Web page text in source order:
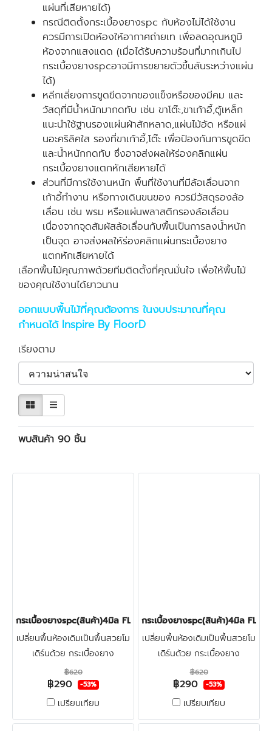
แผ่นที่เสียหายได้)
กรณีติดตั้งกระเบื้องยางspc กับห้องไม่ได้ใช้งาน
ควรมีการเปิดห้องให้อากาศถ่ายเท เพื่อลดอุณหภูมิ
ห้องจากแสงแดด (เมื่อได้รับความร้อนที่มากเกินไป
กระเบื้องยางspcอาจมีการขยายตัวขึ้นสันระหว่างแผ่น
ได้)
หลีกเลี่ยงการขูดขีดจากของแข็งหรือของมีคม และ
วัสดุที่มีน้ำหนักมากดทับ เช่น ขาโต๊ะ,ขาเก้าอี้,ตู้เหล็ก
แนะนำใช้ฐานรองแผ่นผ้าสักหลาด,แผ่นไม้อัด หรือแผ่
นอะคริลิคใส รองที่ขาเก้าอี้,โต๊ะ เพื่อป้องกันการขูดขีด
และน้ำหนักกดทับ ซึ่งอาจส่งผลให้ร่องคลิกแผ่น
กระเบื้องยางแตกหักเสียหายได้
ส่วนที่มีการใช้งานหนัก พื้นที่ใช้งานที่มีล้อเลื่อนจาก
เก้าอี้ทำงาน หรือทางเดินขนของ ควรมีวัสดุรองล้อ
เลื่อน เช่น พรม หรือแผ่นพลาสติกรองล้อเลื่อน
เนื่องจากจุดสัมผัสล้อเลื่อนกับพื้นเป็นการลงน้ำหนัก
เป็นจุด อาจส่งผลให้ร่องคลิกแผ่นกระเบื้องยาง
แตกหักเสียหายได้
เลือกพื้นไม้คุณภาพด้วยทีมติดตั้งที่คุณมั่นใจ เพื่อให้พื้นไม้
ของคุณใช้งานได้ยาวนาน
ออกแบบพื้นไม้ที่คุณต้องการ ในงบประมาณที่คุณ
กำหนดได้ Inspire By FloorD
เรียงตาม
พบสินค้า 90 ชิ้น
กระเบื้องยางspc(สินค้า)4มิล FLOOR PRO 006 NATURAL OAK
เปลี่ยนพื้นห้องเดิมเป็นพื้นสวยโม
เดิร์นด้วย กระเบื้องยาง
ลายไม้spc4มิล FLOOR-PRO
ทำจากไวนิลผสมหิน แข็งแรงผิว
หน้าเคลือบชั้นกันรอย ทนน้ำกัน
฿620
฿290 -53%
เปรียบเทียบ
กระเบื้องยางspc(สินค้า)4มิล
เปลี่ยนพื้นห้องเดิมเป็นพื้นสวยโม
เดิร์นด้วย กระเบื้องยาง
ลายไม้spc4มิล FLOOR-PRO
ทำจากไวนิลผสมหิน แข็งแรงผิว
หน้าเคลือบชั้นกันรอย ทนน้ำกัน
฿620
฿290 -53%
เปรียบเทียบ